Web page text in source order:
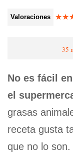
Valoraciones ★★
35
No es fácil
el
grasas
receta gusta
que no lo